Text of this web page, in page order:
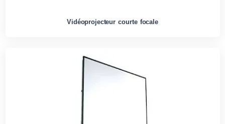
Vidéoprojecteur courte focale